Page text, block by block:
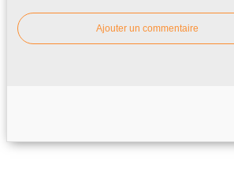
Ajouter un commentaire